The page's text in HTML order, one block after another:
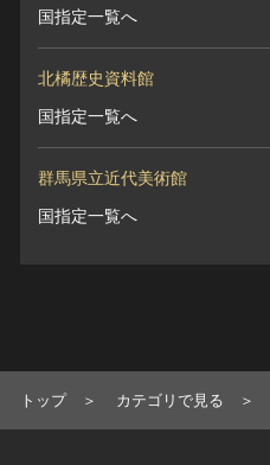
国指定一覧へ
北橘歴史資料館
国指定一覧へ
群馬県立近代美術館
国指定一覧へ
トップ カテゴリで見る